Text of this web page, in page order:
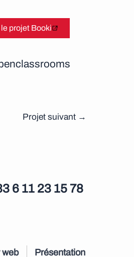
le projet Booki
Projet suivant →
6 11 23 15 78
web Présentation